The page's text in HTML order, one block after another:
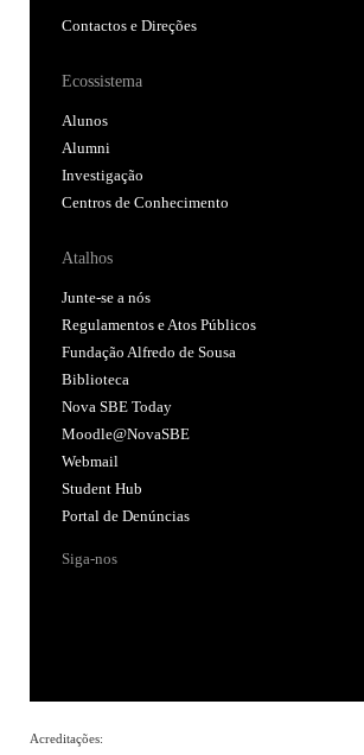
Contactos e Direções
Ecossistema
Alunos
Alumni
Investigação
Centros de Conhecimento
Atalhos
Junte-se a nós
Regulamentos e Atos Públicos
Fundação Alfredo de Sousa
Biblioteca
Nova SBE Today
Moodle@NovaSBE
Webmail
Student Hub
Portal de Denúncias
Siga-nos
Acreditações: